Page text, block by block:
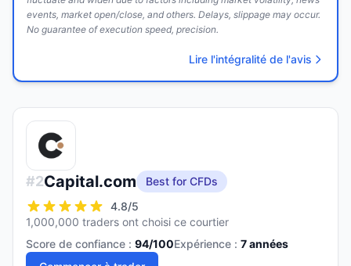
events, market open/close, and others. Delays, slippage may occur.
No guarantee of execution speed, precision.
Lire l'intégralité de l'avis
#2Capital.com
Best for CFDs
4.8/5
1,000,000 traders ont choisi ce courtier
Score de confiance : 94/100Expérience : 7années